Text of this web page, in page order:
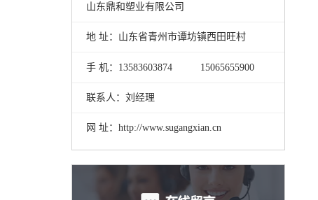
山东鼎和塑业有限公司
地 址：山东省青州市谭坊镇西田旺村
手 机：13583603874 15065655900
联系人：刘经理
网 址：http://www.sugangxian.cn